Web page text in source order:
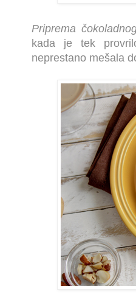
Priprema
kada je tek
neprestano mešala